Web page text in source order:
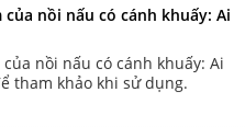
của nồi nấu có cánh khuấy: Ai
nồi nấu có cánh khuấy: Ai
tham khảo khi sử dụng.